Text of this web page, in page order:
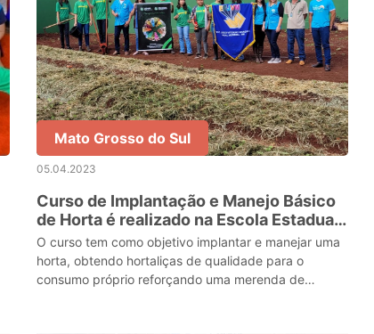
Mato Grosso do Sul
05.04.2023
Curso de Implantação e Manejo Básico
de Horta é realizado na Escola Estadual
João Vitorino Marques
O curso tem como objetivo implantar e manejar uma
horta, obtendo hortaliças de qualidade para o
consumo próprio reforçando uma merenda de